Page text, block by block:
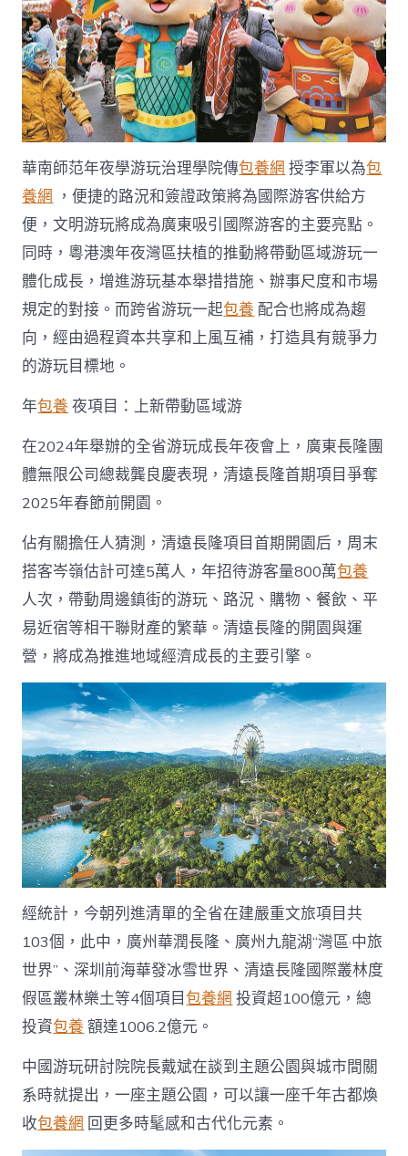
華南師范年夜學游玩治理學院傳包養網 授李軍以為包
養網 ，便捷的路況和簽證政策將為國際游客供給方
便，文明游玩將成為廣東吸引國際游客的主要亮點。
同時，粵港澳年夜灣區扶植的推動將帶動區域游玩一
體化成長，增進游玩基本舉措措施、辦事尺度和市場
規定的對接。而跨省游玩一起包養 配合也將成為趨
向，經由過程資本共享和上風互補，打造具有競爭力
的游玩目標地。
年包養 夜項目：上新帶動區域游
在2024年舉辦的全省游玩成長年夜會上，廣東長隆團
體無限公司總裁龔良慶表現，清遠長隆首期項目爭奪
2025年春節前開園。
佔有關擔任人猜測，清遠長隆項目首期開園后，周末
搭客岑嶺估計可達5萬人，年招待游客量800萬包養
人次，帶動周邊鎮街的游玩、路況、購物、餐飲、平
易近宿等相干聯財產的繁華。清遠長隆的開園與運
營，將成為推進地域經濟成長的主要引擎。
經統計，今朝列進清單的全省在建嚴重文旅項目共
103個，此中，廣州華潤長隆、廣州九龍湖“灣區·中旅
世界”、深圳前海華發冰雪世界、清遠長隆國際叢林度
假區叢林樂土等4個項目包養網 投資超100億元，總
投資包養 額達1006.2億元。
中國游玩研討院院長戴斌在談到主題公園與城市間關
系時就提出，一座主題公園，可以讓一座千年古都煥
收包養網 回更多時髦感和古代化元素。